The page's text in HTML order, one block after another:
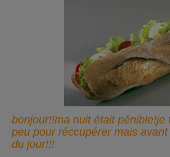
bonjour!!ma nuit était pénible!je
peu pour réccupérer mais
du jour!!!